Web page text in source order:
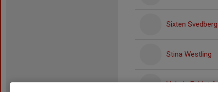
Sixten Svedberg
Stina Westling
Valerie